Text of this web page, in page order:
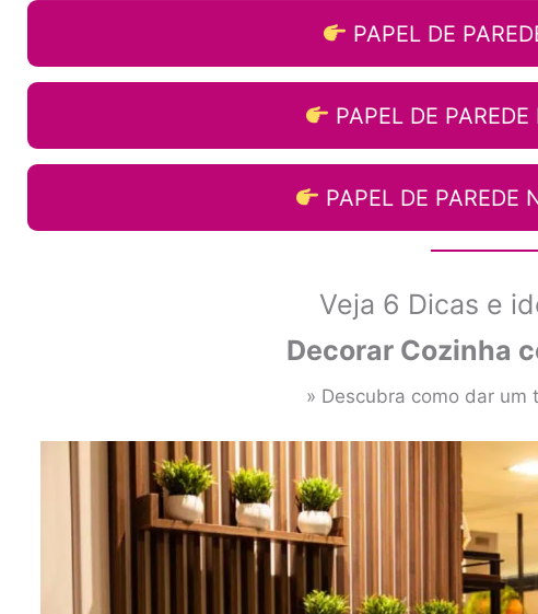
PAPEL DE
PAPEL DE
PAPEL DE PAREDE
Veja 6 Dicas e
Decorar Cozinha
» Descubra como dar um